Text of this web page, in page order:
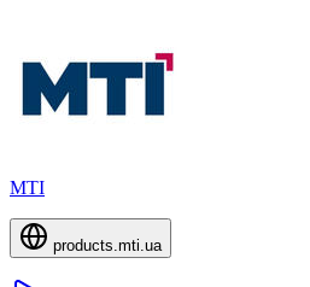
MTI
products.mti.ua